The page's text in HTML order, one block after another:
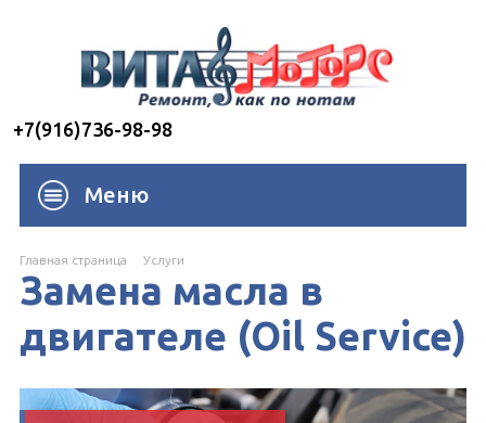
+7(916)736-98-98
Меню
Главная страница Услуги
Замена масла в
двигателе (Oil Service)